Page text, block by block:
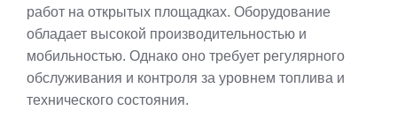
работ на открытых площадках. Оборудование
обладает высокой производительностью и
мобильностью. Однако оно требует регулярного
обслуживания и контроля за уровнем топлива и
технического состояния.